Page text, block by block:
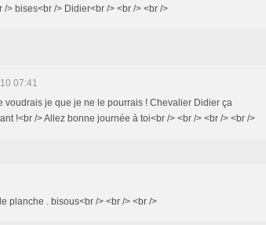
> bises<br /> Didier<br /> <br /> <br />
07:41
voudrais je que je ne le pourrais ! Chevalier Didier ça
!<br /> Allez bonne journée à toi<br /> <br /> <br /> <br />
planche . bisous<br /> <br /> <br />